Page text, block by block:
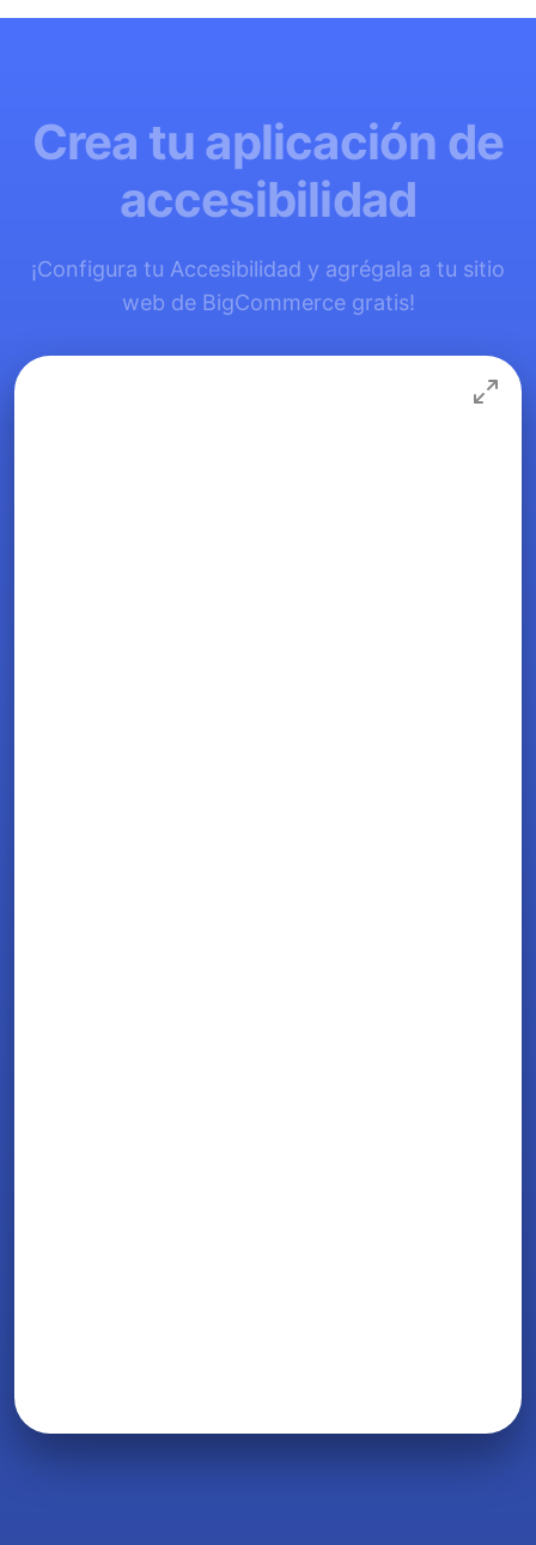
Crea tu aplicación de
accesibilidad
¡Configura tu Accesibilidad y agrégala a tu sitio
web de BigCommerce gratis!